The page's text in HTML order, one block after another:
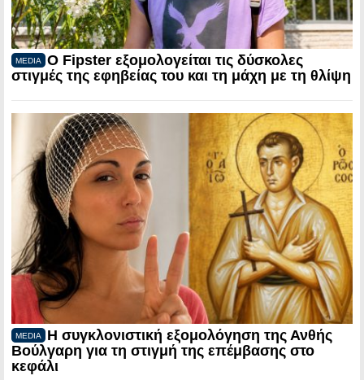
MEDIA
Ο Fipster εξομολογείται τις δύσκολες
στιγμές της εφηβείας του και τη μάχη με τη θλίψη
MEDIA
Η συγκλονιστική εξομολόγηση της Ανθής
Βούλγαρη για τη στιγμή της επέμβασης στο
κεφάλι